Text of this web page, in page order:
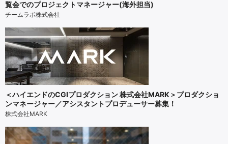
覧会でのプロジェクトマネージャー(海外担当)
チームラボ株式会社
＜ハイエンドのCGIプロダクション 株式会社MARK＞プロダクショ
ンマネージャー／アシスタントプロデューサー募集！
株式会社MARK